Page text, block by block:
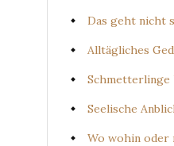
Das geht nicht
Alltägliches
Schmetterlinge
Seelische
Wo wohin oder